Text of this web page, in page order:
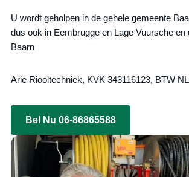
U wordt geholpen in de gehele gemeente
dus ook in Eembrugge en Lage Vuursche en
Baarn
Arie Riooltechniek, KVK 343116123, BTW
Bel Nu 06-86865588